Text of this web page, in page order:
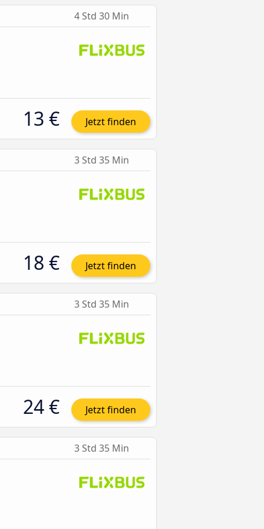
4 Std 30 Min
13 € Jetzt finden
3 Std 35 Min
18 € Jetzt finden
3 Std 35 Min
24 € Jetzt finden
3 Std 35 Min